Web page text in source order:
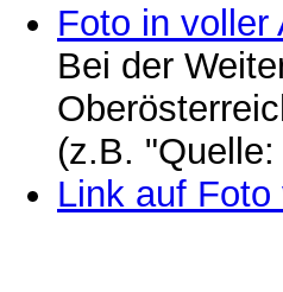
Foto in voller
Bei der
(z.B.
Link auf Foto